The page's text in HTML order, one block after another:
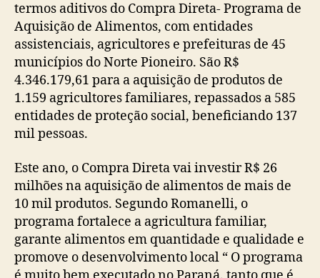
termos aditivos do Compra Direta- Programa de
Aquisição de Alimentos, com entidades
assistenciais, agricultores e prefeituras de 45
municípios do Norte Pioneiro. São R$
4.346.179,61 para a aquisição de produtos de
1.159 agricultores familiares, repassados a 585
entidades de proteção social, beneficiando 137
mil pessoas.
Este ano, o Compra Direta vai investir R$ 26
milhões na aquisição de alimentos de mais de
10 mil produtos. Segundo Romanelli, o
programa fortalece a agricultura familiar,
garante alimentos em quantidade e qualidade e
promove o desenvolvimento local “ O programa